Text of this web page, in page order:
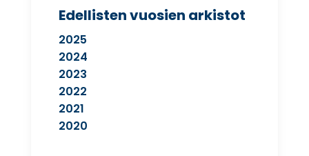
Edellisten vuosien arkistot
2025
2024
2023
2022
2021
2020